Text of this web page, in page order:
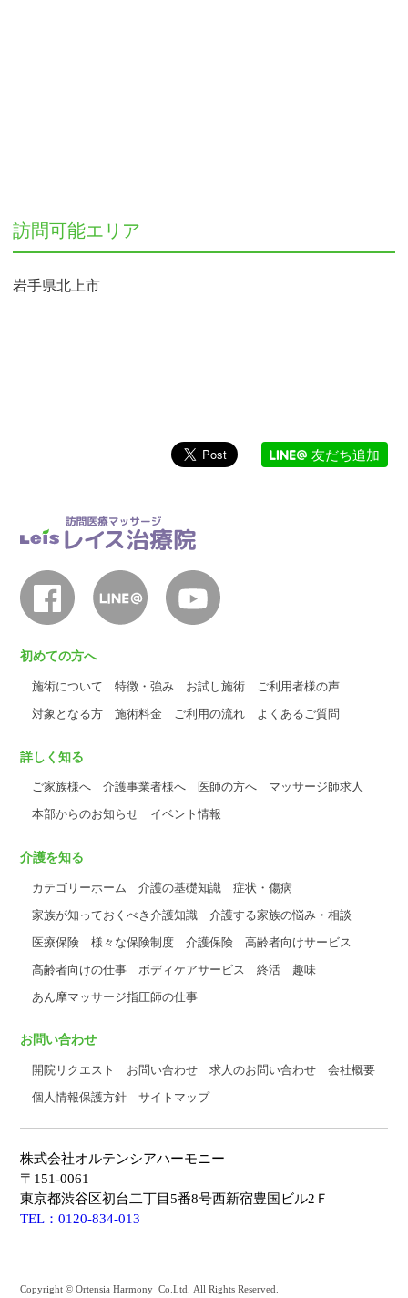
訪問可能エリア
岩手県北上市
友だち追加
初めての方へ
施術について 特徴・強み お試し施術
ご利用者様の声
対象となる方
施術料金 ご利用の流れ よくあるご質問
詳しく知る
ご家族様へ 介護事業者様へ 医師の方へ
マッサージ師求人
本部からのお知らせ
イベント情報
介護を知る
カテゴリーホーム 介護の基礎知識
症状・傷病
家族が知っておくべき介護知識
介護する家族の悩み・相談
医療保険
様々な保険制度 介護保険
高齢者向けサービス
高齢者向けの仕事
ボディケアサービス 終活
趣味
あん摩マッサージ指圧師の仕事
お問い合わせ
開院リクエスト お問い合わせ 求人のお問い合わせ
会社概要
個人情報保護方針
サイトマップ
株式会社オルテンシアハーモニー
〒151-0061
東京都渋谷区初台二丁目5番8号西新宿豊国ビル2Ｆ
TEL：0120-834-013
Copyright © Ortensia Harmony Co.Ltd. All Rights Reserved.